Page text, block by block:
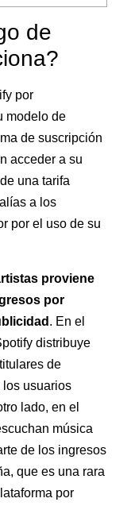
de
por
modelo de
de suscripción
acceder a su
una tarifa
a los
por el uso de su
proviene
por
. En el
distribuye
de
los usuarios
lado, en el
música
de los ingresos
que es una rara
por